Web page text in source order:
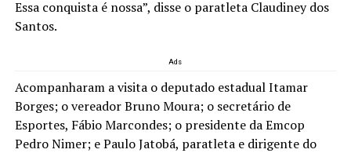
Essa conquista é nossa”, disse o paratleta Claudiney dos
Santos.
Ads
Acompanharam a visita o deputado estadual Itamar
Borges; o vereador Bruno Moura; o secretário de
Esportes, Fábio Marcondes; o presidente da Emcop
Pedro Nimer; e Paulo Jatobá, paratleta e dirigente do